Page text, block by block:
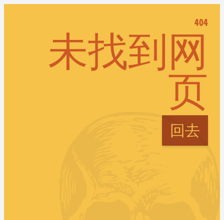
404
未找到网
页
回去